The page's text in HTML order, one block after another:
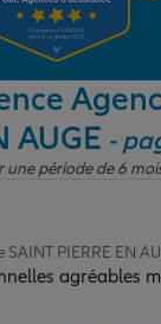
AUGE -
une période de 6
PIERRE EN
agréables